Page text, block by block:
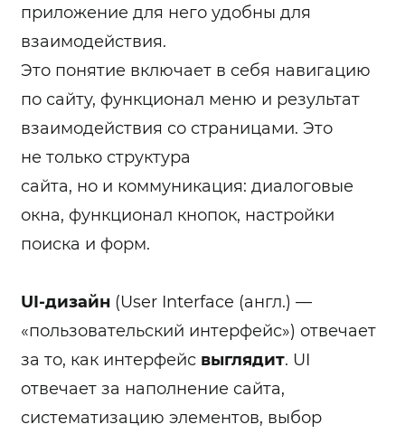
приложение для него удобны для
взаимодействия.
Это понятие включает в себя навигацию
по сайту, функционал меню и результат
взаимодействия со страницами. Это
не только структура
сайта, но и коммуникация: диалоговые
окна, функционал кнопок, настройки
поиска и форм.
UI-дизайн(User Interface (англ.) —
«пользовательский интерфейс») отвечает
за то, как интерфейс выглядит. UI
отвечает за наполнение сайта,
систематизацию элементов, выбор